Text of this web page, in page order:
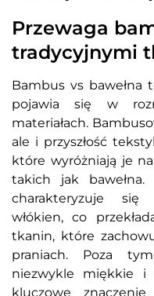
Przewaga
tradycyjnymi
Bambus vs bawełna
pojawia się w
materiałach.
ale i przyszłość
które wyróżniają je
takich jak
charakteryzuje się
włókien, co
tkanin, które
praniach. Poza
niezwykle miękkie
kluczowe